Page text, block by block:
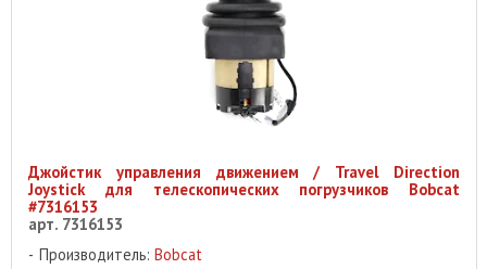
Джойстик управления движением / Travel Direction
Joystick для телескопических погрузчиков Bobcat
#7316153
арт. 7316153
Производитель: Bobcat